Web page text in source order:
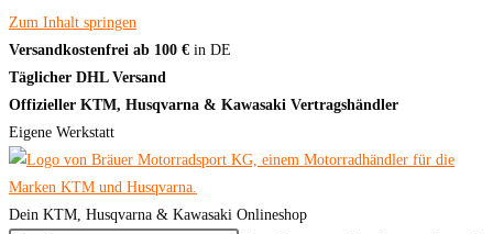
Zum Inhalt springen
Versandkostenfrei ab 100 € in DE
Täglicher DHL Versand
Offizieller KTM, Husqvarna & Kawasaki Vertragshändler
Eigene Werkstatt
Dein KTM, Husqvarna & Kawasaki Onlineshop